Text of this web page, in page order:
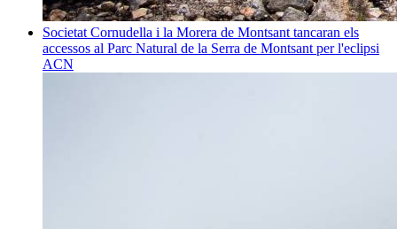
Societat Cornudella i la Morera de Montsant tancaran els
accessos al Parc Natural de la Serra de Montsant per l'eclipsi
ACN